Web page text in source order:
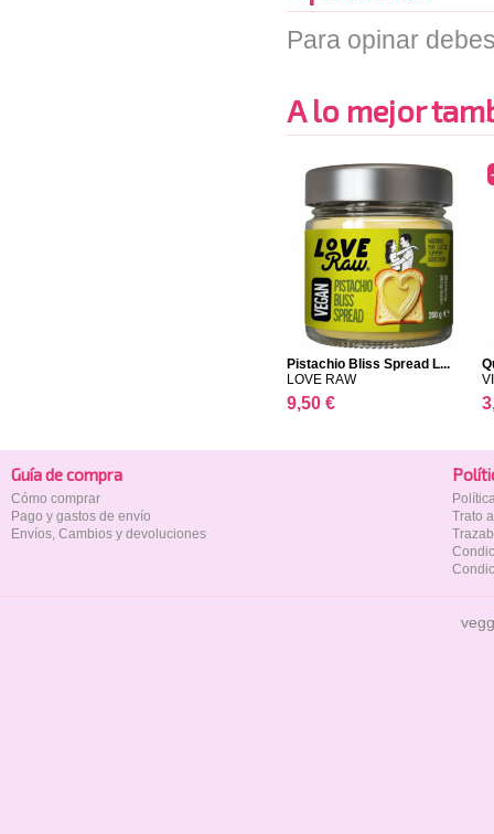
Para opinar
A lo mejor
Pistachio Bliss Spread L...
LOVE RAW
9,50 €
Guía de compra
Cómo comprar
Pago y gastos de envío
Envíos, Cambios y devoluciones
Trato